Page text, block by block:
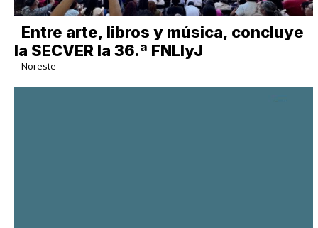
Entre arte, libros y música, concluye
la SECVER la 36.ª FNLIyJ
Noreste